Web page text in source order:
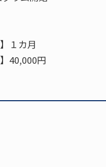
１カ月
40,000円